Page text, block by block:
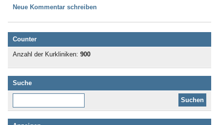
Neue Kommentar schreiben
Counter
Anzahl der Kurkliniken: 900
Suche